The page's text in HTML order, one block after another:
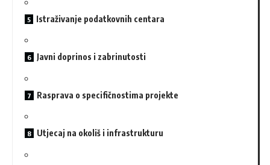
Istraživanje podatkovnih centara
Javni doprinos i zabrinutosti
Rasprava o specifičnostima projekte
Utjecaj na okoliš i infrastrukturu